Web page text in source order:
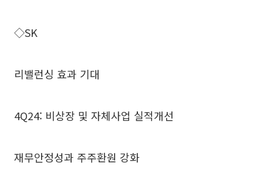
◇SK
리밸런싱 효과 기대
4Q24: 비상장 및 자체사업 실적개선
재무안정성과 주주환원 강화